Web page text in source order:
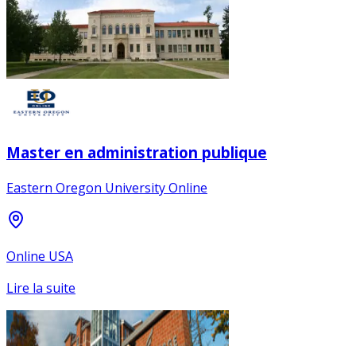
Master en administration publique
Eastern Oregon University Online
Online USA
Lire la suite